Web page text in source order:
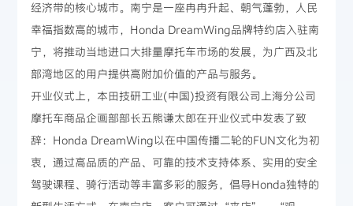
经济带的核心城市。南宁是一座冉冉升起、朝气蓬勃，人民
幸福指数高的城市，Honda DreamWing品牌特约店入驻南
宁，将推动当地进口大排量摩托车市场的发展，为广西及北
部湾地区的用户提供高附加价值的产品与服务。
开业仪式上，本田技研工业(中国)投资有限公司上海分公司
摩托车商品企画部部长五熊谦太郎在开业仪式中发表了致
辞：Honda DreamWing以在中国传播二轮的FUN文化为初
衷，通过高品质的产品、可靠的技术支持体系、实用的安全
驾驶课程、骑行活动等丰富多彩的服务，倡导Honda独特的